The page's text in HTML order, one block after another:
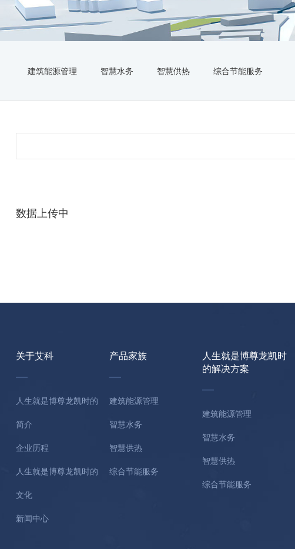
建筑能源管理 智慧水务 智慧供热 综合节能服务
数据上传中
关于艾科
人生就是博尊龙凯时的
简介
企业历程
人生就是博尊龙凯时的
文化
新闻中心
产品家族
建筑能源管理
智慧水务
智慧供热
综合节能服务
人生就是博尊龙凯时
的解决方案
建筑能源管理
智慧水务
智慧供热
综合节能服务